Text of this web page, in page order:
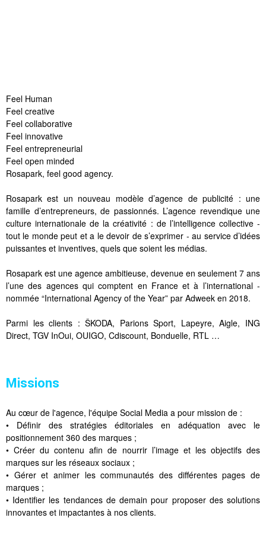
Feel Human
Feel creative
Feel collaborative
Feel innovative
Feel entrepreneurial
Feel open minded
Rosapark, feel good agency.
Rosapark est un nouveau modèle d’agence de publicité : une
famille d’entrepreneurs, de passionnés. L’agence revendique une
culture internationale de la créativité : de l’intelligence collective -
tout le monde peut et a le devoir de s’exprimer - au service d’idées
puissantes et inventives, quels que soient les médias.
Rosapark est une agence ambitieuse, devenue en seulement 7 ans
l’une des agences qui comptent en France et à l’international -
nommée “International Agency of the Year” par Adweek en 2018.
Parmi les clients : ŠKODA, Parions Sport, Lapeyre, Aigle, ING
Direct, TGV InOui, OUIGO, Cdiscount, Bonduelle, RTL …
Missions
Au cœur de l'agence, l'équipe Social Media a pour mission de :
• Définir des stratégies éditoriales en adéquation avec le
positionnement 360 des marques ;
• Créer du contenu afin de nourrir l’image et les objectifs des
marques sur les réseaux sociaux ;
• Gérer et animer les communautés des différentes pages de
marques ;
• Identifier les tendances de demain pour proposer des solutions
innovantes et impactantes à nos clients.